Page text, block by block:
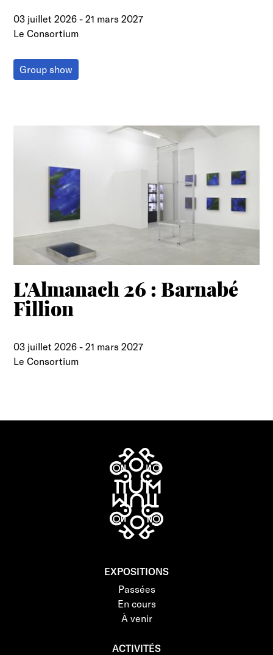
03 juillet 2026 -21 mars 2027
Le Consortium
Group show
L'Almanach 26 : Barnabé
Fillion
03 juillet 2026 -21 mars 2027
Le Consortium
EXPOSITIONS
Passées
En cours
À venir
ACTIVITÉS